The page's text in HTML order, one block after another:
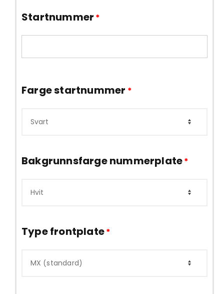
Startnummer *
Farge startnummer *
Bakgrunnsfarge nummerplate*
Type frontplate*